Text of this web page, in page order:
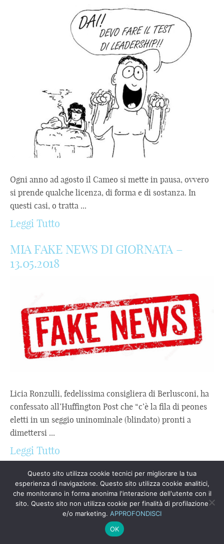
Ogni anno ad agosto il Cameo si mette in pausa, ovvero
si prende qualche licenza, di forma e di sostanza. In
questi casi, o tratta ...
Leggi Tutto
MIA FAKE NEWS DI GIORNATA –
13.05.2018
Licia Ronzulli, fedelissima consigliera di Berlusconi, ha
confessato all’Huffington Post che “c’è la fila di peones
eletti in un seggio uninominale (blindato) pronti a
dimettersi ...
Leggi Tutto
Copyrights © 2023
Questo sito utilizza cookie tecnici per migliorare la tua
esperienza di navigazione. Questo sito utilizza cookie analitici,
che monitorano in forma anonima l'interazione dell'utente con il
sito. Questo sito non utilizza cookie per finalità di profilazione
e/o marketing. APPROFONDISCI
OK